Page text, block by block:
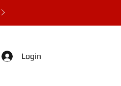
Login